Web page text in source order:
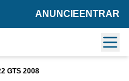
ANUNCIE ENTRAR
GTS 2008